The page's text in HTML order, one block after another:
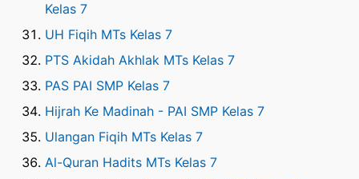
Kelas 7
UH Fiqih MTs Kelas 7
PTS Akidah Akhlak MTs Kelas 7
PAS PAI SMP Kelas 7
Hijrah Ke Madinah - PAI SMP Kelas 7
Ulangan Fiqih MTs Kelas 7
Al-Quran Hadits MTs Kelas 7